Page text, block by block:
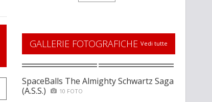
GALLERIE FOTOGRAFICHE Vedi tutte
SpaceBalls The Almighty Schwartz Saga
(A.S.S.)
10 FOTO